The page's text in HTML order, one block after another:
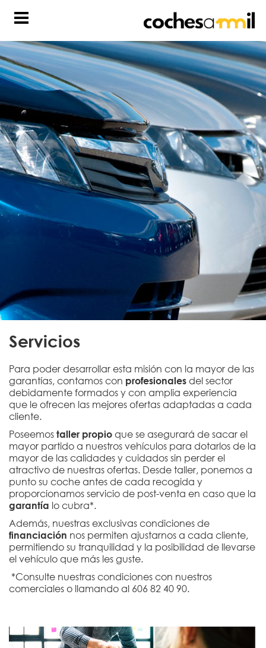
Servicios
Para poder desarrollar esta misión con la mayor de las
garantías, contamos con profesionales del sector
debidamente formados y con amplia experiencia
que le ofrecen las mejores ofertas adaptadas a cada
cliente.
Poseemos taller propio que se asegurará de sacar el
mayor partido a nuestros vehículos para dotarlos de la
mayor de las calidades y cuidados sin perder el
atractivo de nuestras ofertas. Desde taller, ponemos a
punto su coche antes de cada recogida y
proporcionamos servicio de post-venta en caso que la
garantía lo cubra*.
Además, nuestras exclusivas condiciones de
financiación nos permiten ajustarnos a cada cliente,
permitiendo su tranquilidad y la posibilidad de llevarse
el vehículo que más les guste.
*Consulte nuestras condiciones con nuestros
comerciales o llamando al 606 82 40 90.